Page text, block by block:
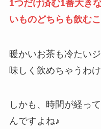
1つだけ済む1番大き
いものどちらも飲む
暖かいお茶も冷たい
味しく飲めちゃうわけ
しかも、時間が経っ
んですよね♪